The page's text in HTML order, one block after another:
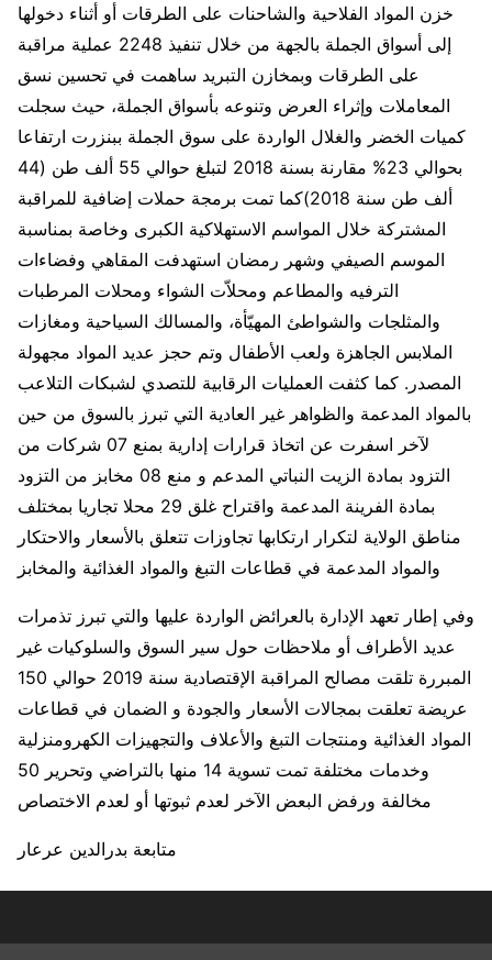
خزن المواد الفلاحية والشاحنات على الطرقات أو أثناء دخولها
إلى أسواق الجملة بالجهة من خلال تنفيذ 2248 عملية مراقبة
على الطرقات وبمخازن التبريد ساهمت في تحسين نسق
المعاملات وإثراء العرض وتنوعه بأسواق الجملة، حيث سجلت
كميات الخضر والغلال الواردة على سوق الجملة ببنزرت ارتفاعا
بحوالي 23% مقارنة بسنة 2018 لتبلغ حوالي 55 ألف طن (44
ألف طن سنة 2018)كما تمت برمجة حملات إضافية للمراقبة
المشتركة خلال المواسم الاستهلاكية الكبرى وخاصة ‬بمناسبة
الموسم الصيفي وشهر رمضان استهدفت المقاهي ‬وفضاءات
الترفيه والمطاعم ومحلاّت الشواء ومحلات المرطبات
والمثلجات والشواطئ المهيّأة،‮ ‬والمسالك السياحية ‬ومغازات
الملابس الجاهزة ولعب الأطفال وتم حجز عديد المواد مجهولة
المصدر. كما كثفت العمليات الرقابية للتصدي لشبكات التلاعب
بالمواد المدعمة والظواهر غير العادية التي تبرز بالسوق من حين
لآخر اسفرت عن اتخاذ قرارات إدارية بمنع 07 شركات من
التزود بمادة الزيت النباتي المدعم و منع 08 مخابز من التزود
بمادة الفرينة المدعمة واقتراح غلق 29 محلا تجاريا بمختلف
مناطق الولاية لتكرار ارتكابها تجاوزات تتعلق بالأسعار والاحتكار
والمواد المدعمة في قطاعات التبغ والمواد الغذائية والمخابز
وفي إطار تعهد الإدارة بالعرائض الواردة عليها والتي تبرز تذمرات
عديد الأطراف أو ملاحظات حول سير السوق والسلوكيات غير
المبررة تلقت مصالح المراقبة الإقتصادية سنة 2019 حوالي 150
عريضة تعلقت بمجالات الأسعار والجودة و الضمان في قطاعات
المواد الغذائية ومنتجات التبغ والأعلاف والتجهيزات الكهرومنزلية
وخدمات مختلفة تمت تسوية 14 منها بالتراضي وتحرير 50
مخالفة ورفض البعض الآخر لعدم ثبوتها أو لعدم الاختصاص
متابعة بدرالدين عرعار